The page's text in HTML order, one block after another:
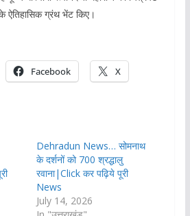
के ऐतिहासिक ग्रंथ भेंट किए।
Facebook X
Dehradun News… सोमनाथ
के दर्शनों को 700 श्रद्धालु
रवाना|Click कर पढ़िये पूरी
News
July 14, 2026